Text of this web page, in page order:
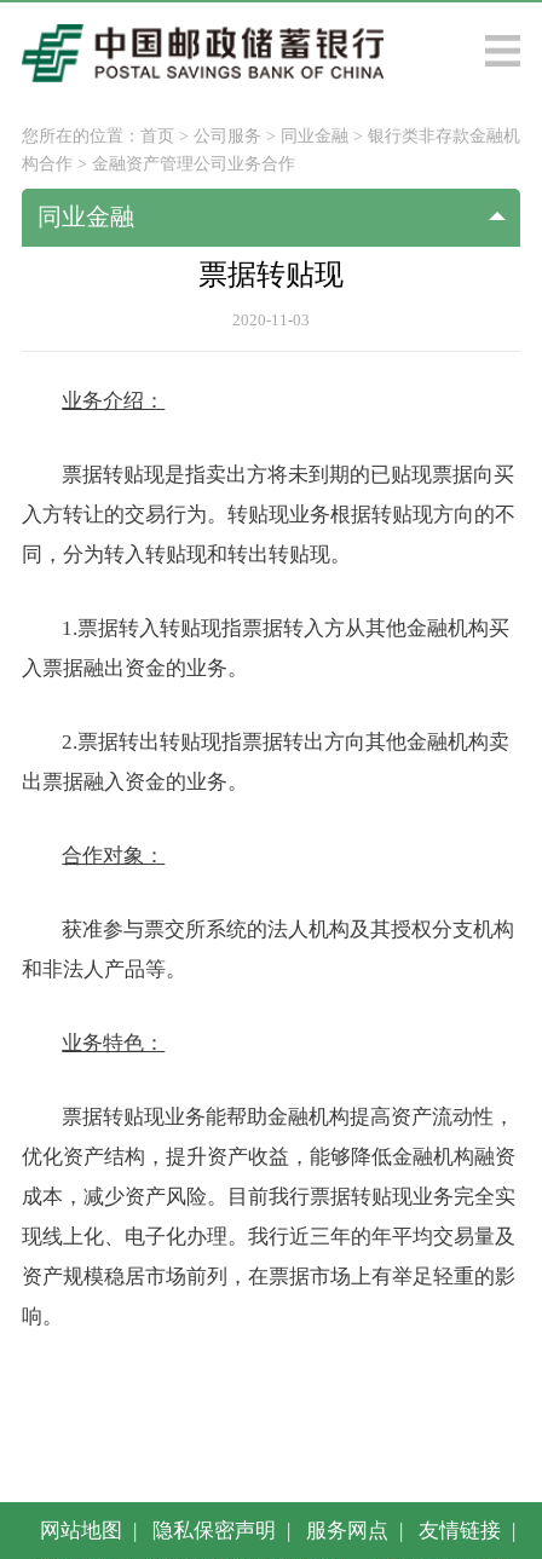
您所在的位置： 首页> 公司服务 > 同业金融 > 银行类非存款金融机
构合作> 金融资产管理公司业务合作
同业金融
票据转贴现
2020-11-03
业务介绍：
票据转贴现是指卖出方将未到期的已贴现票据向买
入方转让的交易行为。转贴现业务根据转贴现方向的不
同，分为转入转贴现和转出转贴现。
1.票据转入转贴现指票据转入方从其他金融机构买
入票据融出资金的业务。
2.票据转出转贴现指票据转出方向其他金融机构卖
出票据融入资金的业务。
合作对象：
获准参与票交所系统的法人机构及其授权分支机构
和非法人产品等。
业务特色：
票据转贴现业务能帮助金融机构提高资产流动性，
优化资产结构，提升资产收益，能够降低金融机构融资
成本，减少资产风险。目前我行票据转贴现业务完全实
现线上化、电子化办理。我行近三年的年平均交易量及
资产规模稳居市场前列，在票据市场上有举足轻重的影
响。
网站地图 | 隐私保密声明 | 服务网点 | 友情链接 |